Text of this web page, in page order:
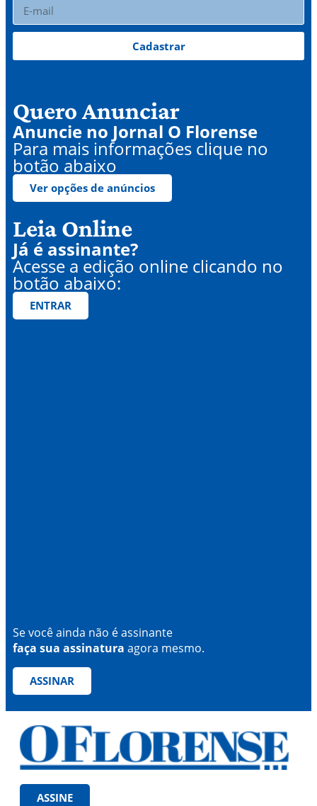
Cadastrar
Quero Anunciar
Anuncie no Jornal O Florense
Para mais informações clique no
botão abaixo
Ver opções de anúncios
Leia Online
Já é assinante?
Acesse a edição online clicando no
botão abaixo:
ENTRAR
Se você ainda não é assinante
faça sua assinatura agora mesmo.
ASSINAR
ASSINE